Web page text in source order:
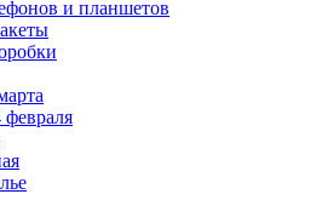
и планшетов